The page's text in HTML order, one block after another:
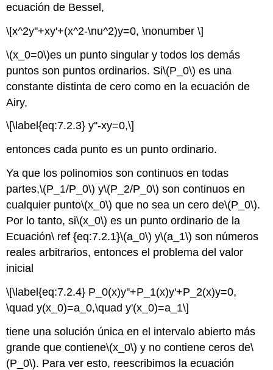
ecuación de Bessel,
\[x^2y''+xy'+(x^2-\nu^2)y=0, \nonumber \]
\(x_0=0\)es un punto singular y todos los demás
puntos son puntos ordinarios. Si\(P_0\) es una
constante distinta de cero como en la ecuación de
Airy,
\[\label{eq:7.2.3} y''-xy=0,\]
entonces cada punto es un punto ordinario.
Ya que los polinomios son continuos en todas
partes,\(P_1/P_0\) y\(P_2/P_0\) son continuos en
cualquier punto\(x_0\) que no sea un cero de\(P_0\).
Por lo tanto, si\(x_0\) es un punto ordinario de la
Ecuación\ ref {eq:7.2.1}\(a_0\) y\(a_1\) son números
reales arbitrarios, entonces el problema del valor
inicial
\[\label{eq:7.2.4} P_0(x)y''+P_1(x)y'+P_2(x)y=0,
\quad y(x_0)=a_0,\quad y'(x_0)=a_1\]
tiene una solución única en el intervalo abierto más
grande que contiene\(x_0\) y no contiene ceros de\
(P_0\). Para ver esto, reescribimos la ecuación